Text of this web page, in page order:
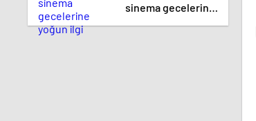
sinema gecelerine
yoğun ilgi